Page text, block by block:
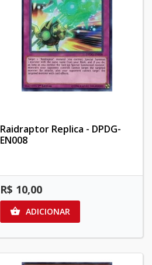
Raidraptor Replica - DPDG-
EN008
R$ 10,00
 ADICIONAR